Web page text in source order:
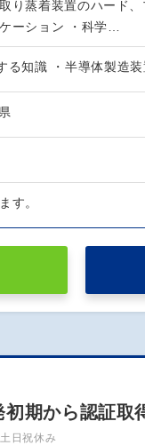
り蒸着装置のハード
ーション ・科学…
る知識 ・半導体製造
す。
期から認証取
土日祝休み